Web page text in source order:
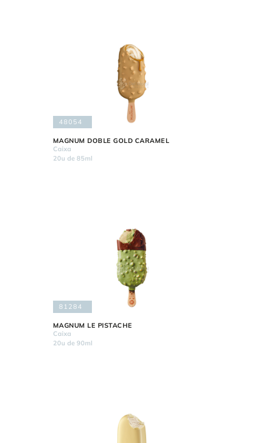
48054
MAGNUM DOBLE GOLD CARAMEL
Caixa
20u de 85ml
81284
MAGNUM LE PISTACHE
Caixa
20u de 90ml